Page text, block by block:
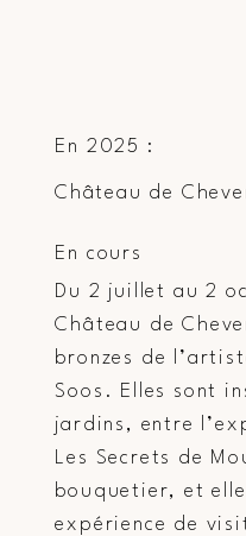
En 2025 :
Château de
En cours
Du 2 juillet au 2
Château de
bronzes de
Soos. Elles sont
jardins, entre
Les Secrets de
bouquetier, et
expérience de